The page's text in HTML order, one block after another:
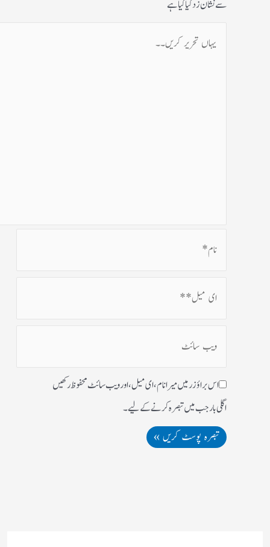
سے نشان زد کیا گیا ہے
اس براؤزر میں میرا نام، ای میل، اور ویب سائٹ محفوظ رکھیں
اگلی بار جب میں تبصرہ کرنے کےلیے۔